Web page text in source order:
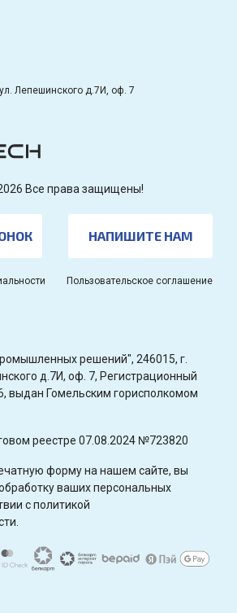
Лепешинского д.7И, оф. 7
Все права защищены!
НАПИШИТЕ НАМ
Пользовательское соглашение
решений", 246015, г.
д.7И, оф. 7, Регистрационный
выдан Гомельским горисполкомом
реестре 07.08.2024 №723820
форму на нашем сайте, вы
ваших персональных
с политикой